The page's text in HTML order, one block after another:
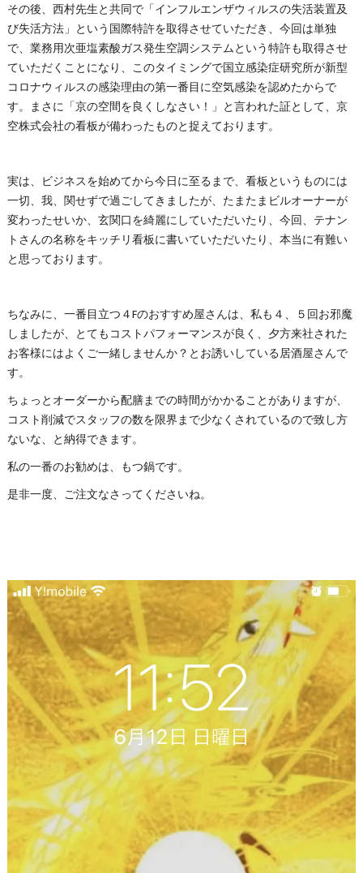
その後、西村先生と共同で「インフルエンザウィルスの失活装置及
び失活方法」という国際特許を取得させていただき、今回は単独
で、業務用次亜塩素酸ガス発生空調システムという特許も取得させ
ていただくことになり、このタイミングで国立感染症研究所が新型
コロナウィルスの感染理由の第一番目に空気感染を認めたからで
す。まさに「京の空間を良くしなさい！」と言われた証として、京
空株式会社の看板が備わったものと捉えております。
実は、ビジネスを始めてから今日に至るまで、看板というものには
一切、我、関せずで過ごしてきましたが、たまたまビルオーナーが
変わったせいか、玄関口を綺麗にしていただいたり、今回、テナン
トさんの名称をキッチリ看板に書いていただいたり、本当に有難い
と思っております。
ちなみに、一番目立つ４Fのおすすめ屋さんは、私も４、５回お邪魔
しましたが、とてもコストパフォーマンスが良く、夕方来社された
お客様にはよくご一緒しませんか？とお誘いしている居酒屋さんで
す。
ちょっとオーダーから配膳までの時間がかかることがありますが、
コスト削減でスタッフの数を限界まで少なくされているので致し方
ないな、と納得できます。
私の一番のお勧めは、もつ鍋です。
是非一度、ご注文なさってくださいね。